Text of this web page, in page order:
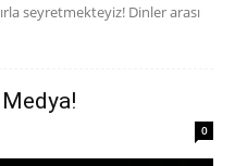
seyretmekteyiz! Dinler arası
0